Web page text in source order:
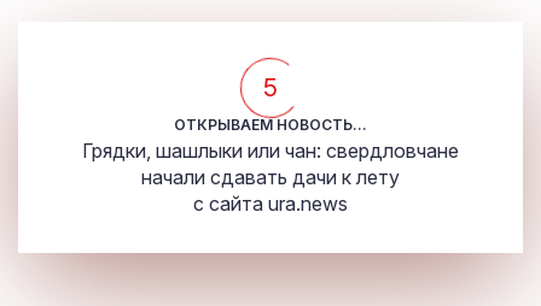
5
ОТКРЫВАЕМ НОВОСТЬ...
Грядки, шашлыки или чан: свердловчане
начали сдавать дачи к лету
с сайта ura.news